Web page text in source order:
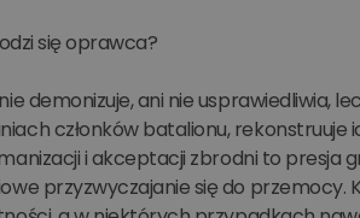
się oprawca?
demonizuje, ani nie usprawiedliwia,
członków batalionu,
i akceptacji zbrodni to presja
przyzwyczajanie się do